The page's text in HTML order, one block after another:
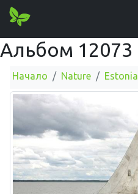
Альбом 12073
Начало Nature Estonia